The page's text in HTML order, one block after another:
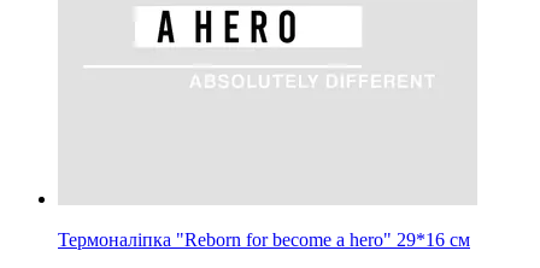
Термоналіпка "Reborn for become a hero" 29*16 см